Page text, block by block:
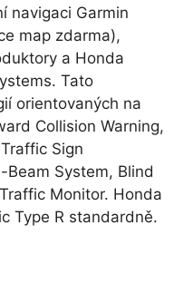
navigaci Garmin
map zdarma),
a Honda
Tato
orientovaných na
Collision Warning,
Sign
Beam System, Blind
Monitor. Honda
Type R standardně.